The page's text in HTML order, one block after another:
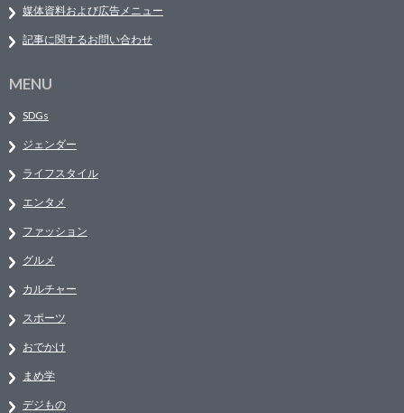
媒体資料および広告メニュー
記事に関するお問い合わせ
MENU
SDGs
ジェンダー
ライフスタイル
エンタメ
ファッション
グルメ
カルチャー
スポーツ
おでかけ
まめ学
デジもの